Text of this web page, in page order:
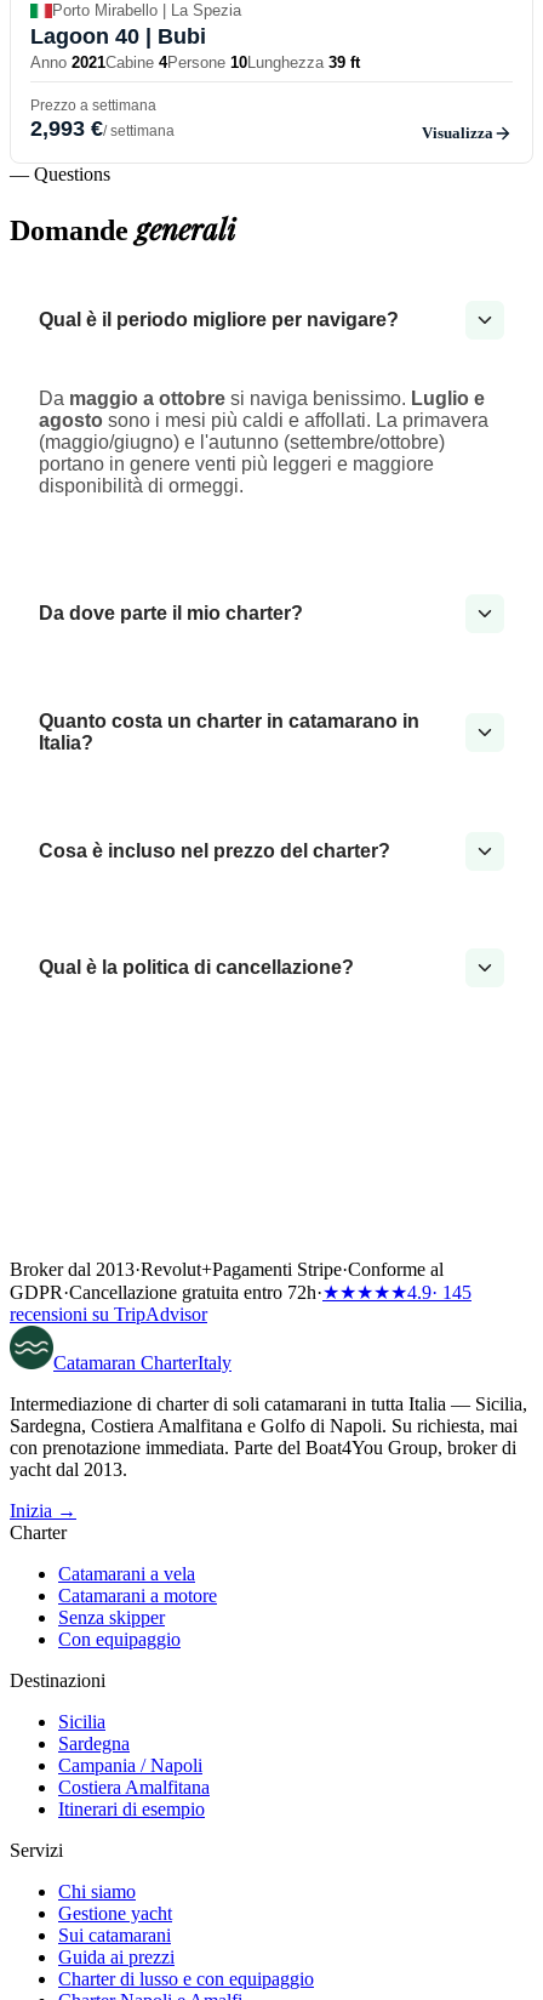
Porto Mirabello | La Spezia
Lagoon 40 | Bubi
Anno 2021Cabine 4Persone 10Lunghezza 39 ft
Prezzo a settimana
2,993 €/ settimana Visualizza
— Questions
Domandegenerali
Qual è il periodo migliore per navigare?
Da maggio a ottobre si naviga benissimo. Luglio e
agosto sono i mesi più caldi e affollati. La primavera
(maggio/giugno) e l'autunno (settembre/ottobre)
portano in genere venti più leggeri e maggiore
disponibilità di ormeggi.
Da dove parte il mio charter?
Quanto costa un charter in catamarano in
Italia?
Cosa è incluso nel prezzo del charter?
Qual è la politica di cancellazione?
Broker dal 2013·Revolut+Pagamenti Stripe·Conforme al
GDPR·Cancellazione gratuita entro 72h·★★★★★4.9· 145
recensioni su TripAdvisor
Catamaran CharterItaly
Intermediazione di charter di soli catamarani in tutta Italia — Sicilia,
Sardegna, Costiera Amalfitana e Golfo di Napoli. Su richiesta, mai
con prenotazione immediata. Parte del Boat4You Group, broker di
yacht dal 2013.
Inizia →
Charter
Catamarani a vela
Catamarani a motore
Senza skipper
Con equipaggio
Destinazioni
Sicilia
Sardegna
Campania / Napoli
Costiera Amalfitana
Itinerari di esempio
Servizi
Chi siamo
Gestione yacht
Sui catamarani
Guida ai prezzi
Charter di lusso e con equipaggio